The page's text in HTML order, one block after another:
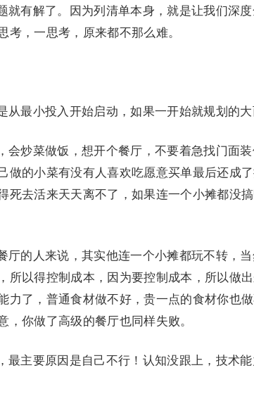
就有解了。因为列清单本身，就是让我们深
考，一思考，原来都不那么难。
从最小投入开始启动，如果一开始就规划的大
会炒菜做饭，想开个餐厅，不要着急找门面
做的小菜有没有人喜欢吃愿意买单最后还成
死去活来天天离不了，如果连一个小摊都没
厅的人来说，其实他连一个小摊都玩不转，
所以得控制成本，因为要控制成本，所以做
力了，普通食材做不好，贵一点的食材你也
，你做了高级的餐厅也同样失败。
最主要原因是自己不行！认知没跟上，技术能